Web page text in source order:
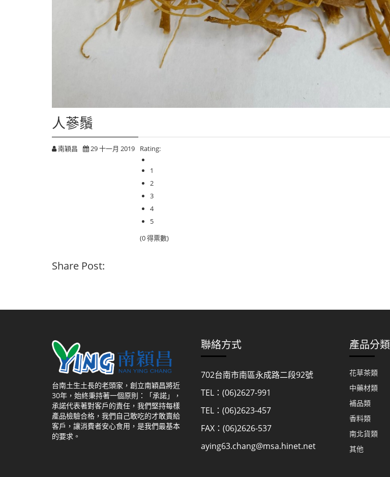
人蔘鬚
南穎昌 29 十一月 2019 Rating:
1
2
3
4
5
(0 得票數)
Share Post:
台南土生土長的老頭家，創立南穎昌將近
30年，始終秉持著一個原則：「承諾」，
承諾代表著對客戶的責任，我們堅持每樣
產品檢驗合格，我們自己敢吃的才敢賣給
客戶，讓消費者安心食用，是我們最基本
的要求。
聯絡方式
702台南市南區永成路二段92號
TEL：(06)2627-991
TEL：(06)2623-457
FAX：(06)2626-537
aying63.chang@msa.hinet.net
產品分類
花草茶類
中藥材類
補品類
香料類
南北貨類
其他